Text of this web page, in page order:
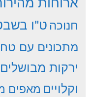
חנוכהט"ו
מתכונים עם
ירקות
וקלויים מאפים